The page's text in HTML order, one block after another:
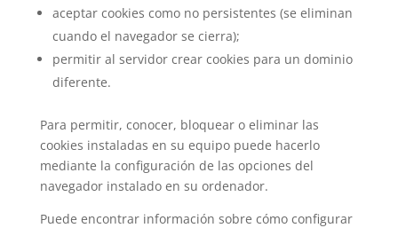
aceptar cookies como no persistentes (se eliminan
cuando el navegador se cierra);
permitir al servidor crear cookies para un dominio
diferente.
Para permitir, conocer, bloquear o eliminar las
cookies instaladas en su equipo puede hacerlo
mediante la configuración de las opciones del
navegador instalado en su ordenador.
Puede encontrar información sobre cómo configurar